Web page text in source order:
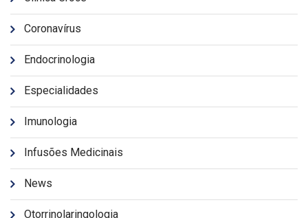
Coronavírus
Endocrinologia
Especialidades
Imunologia
Infusões Medicinais
News
Otorrinolaringologia